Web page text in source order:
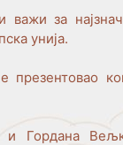
за
унија.
презентовао
и Гордана